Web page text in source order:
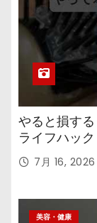
やると損す
ライフハッ
7月 16, 2026
美容・健康